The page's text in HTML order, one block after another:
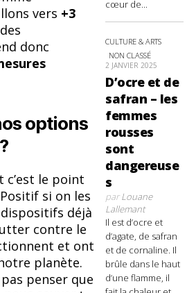
vers +3
donc
options
c’est le point
si on les
déjà
contre le
et ont
planète.
penser que
cœur de...
CULTURE & ARTS
NON CLASSÉ
2 JANVIER 2025
D’ocre et de
safran – les
femmes
rousses
sont
dangereuse
s
parLouane
Lallemant
Il est d’ocre et
d’agate, de safran
et de cornaline. Il
brûle dans le haut
d’une flamme, il